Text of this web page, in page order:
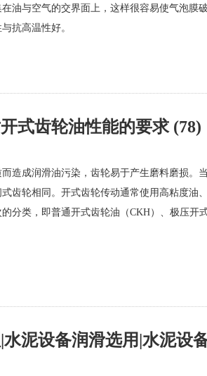
油与空气的交界面上，这样很容易使气泡膜
抗高温性好。
式齿轮油性能的要求 (78)
造成润滑油污染，齿轮易于产生磨料磨损。
齿轮相同。开式齿轮传动通常使用高粘度油
分类，即普通开式齿轮油（CKH）、极压开
泥设备润滑选用|水泥设